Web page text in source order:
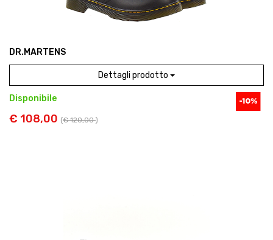
DR.MARTENS
Dettagli prodotto
Disponibile
€ 108,00 (€ 120,00)